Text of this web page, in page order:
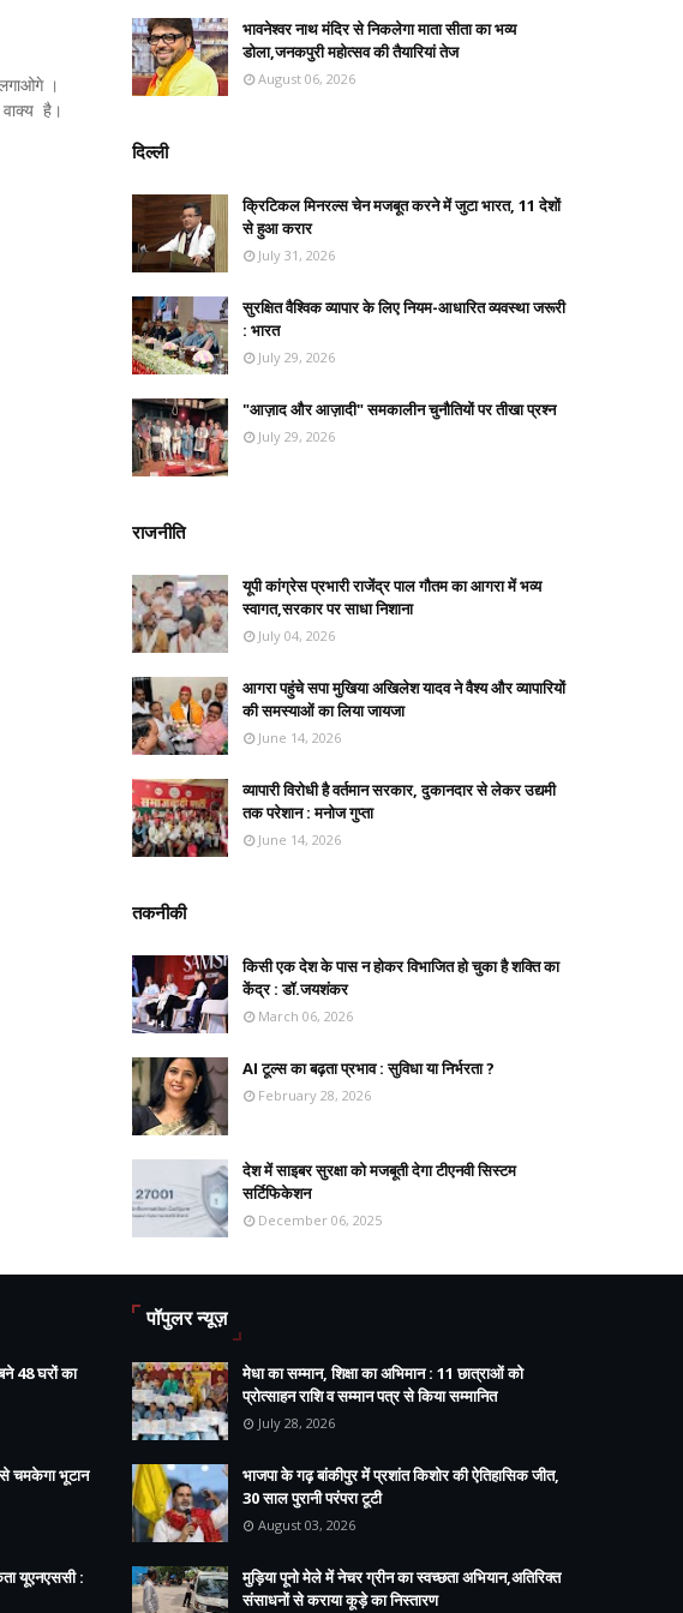
।
वाक्य है।
भावनेश्वर नाथ मंदिर से निकलेगा माता सीता का भव्य
डोला,जनकपुरी महोत्सव की तैयारियां तेज
August 06, 2026
दिल्ली
क्रिटिकल मिनरल्स चेन मजबूत करने में जुटा भारत, 11 देशों
से हुआ करार
July 31, 2026
सुरक्षित वैश्विक व्यापार के लिए नियम-आधारित व्यवस्था जरूरी
: भारत
July 29, 2026
"आज़ाद और आज़ादी" समकालीन चुनौतियों पर तीखा प्रश्न
July 29, 2026
राजनीति
यूपी कांग्रेस प्रभारी राजेंद्र पाल गौतम का आगरा में भव्य
स्वागत,सरकार पर साधा निशाना
July 04, 2026
आगरा पहुंचे सपा मुखिया अखिलेश यादव ने वैश्य और व्यापारियों
की समस्याओं का लिया जायजा
June 14, 2026
व्यापारी विरोधी है वर्तमान सरकार, दुकानदार से लेकर उद्यमी
तक परेशान : मनोज गुप्ता
June 14, 2026
तकनीकी
किसी एक देश के पास न होकर विभाजित हो चुका है शक्ति का
केंद्र : डॉ.जयशंकर
March 06, 2026
AI टूल्स का बढ़ता प्रभाव : सुविधा या निर्भरता ?
February 28, 2026
देश में साइबर सुरक्षा को मजबूती देगा टीएनवी सिस्टम
सर्टिफिकेशन
December 06, 2025
48 घरों का
चमकेगा भूटान
यूएनएससी :
पॉपुलर न्यूज़
मेधा का सम्मान, शिक्षा का अभिमान : 11 छात्राओं को
प्रोत्साहन राशि व सम्मान पत्र से किया सम्मानित
July 28, 2026
भाजपा के गढ़ बांकीपुर में प्रशांत किशोर की ऐतिहासिक जीत,
30 साल पुरानी परंपरा टूटी
August 03, 2026
मुड़िया पूनो मेले में नेचर ग्रीन का स्वच्छता अभियान,अतिरिक्त
संसाधनों से कराया कूड़े का निस्तारण